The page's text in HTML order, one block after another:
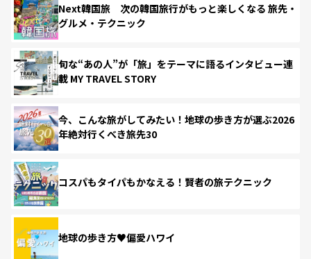
Next韓国旅 次の韓国旅行がもっと楽しくなる 旅先・
グルメ・テクニック
旬な“あの人”が「旅」をテーマに語るインタビュー連
載 MY TRAVEL STORY
今、こんな旅がしてみたい！地球の歩き方が選ぶ2026
年絶対行くべき旅先30
コスパもタイパもかなえる！賢者の旅テクニック
地球の歩き方♥偏愛ハワイ